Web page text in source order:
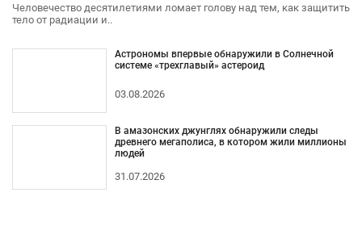
Человечество десятилетиями ломает голову над тем, как защитить
тело от радиации и..
Астрономы впервые обнаружили в Солнечной
системе «трехглавый» астероид
03.08.2026
В амазонских джунглях обнаружили следы
древнего мегаполиса, в котором жили миллионы
людей
31.07.2026